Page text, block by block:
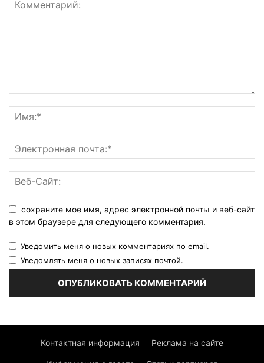
сохраните мое имя, адрес электронной почты и веб-сайт
в этом браузере для следующего комментария.
Уведомить меня о новых комментариях по email.
Уведомлять меня о новых записях почтой.
Контактная информация Реклама на сайте